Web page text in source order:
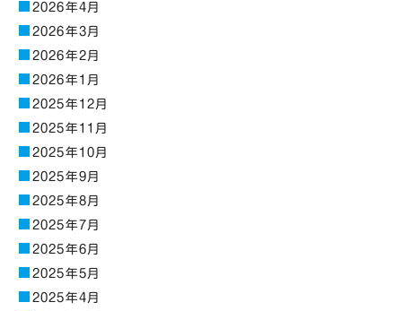
2026年4月
2026年3月
2026年2月
2026年1月
2025年12月
2025年11月
2025年10月
2025年9月
2025年8月
2025年7月
2025年6月
2025年5月
2025年4月